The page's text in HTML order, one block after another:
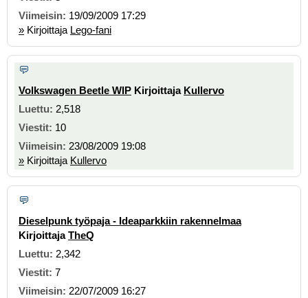
19/09/2009 17:29
» Kirjoittaja Lego-fani
Volkswagen Beetle WIP Kirjoittaja Kullervo
2,518
10
23/08/2009 19:08
» Kirjoittaja Kullervo
Dieselpunk työpaja - Ideaparkkiin rakennelmaa
KirjoittajaTheQ
2,342
7
22/07/2009 16:27